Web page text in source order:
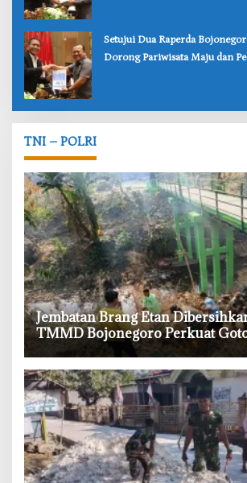
‎Setujui Dua Raperda
Dorong Pariwisata Maju dan
TNI – POLRI
‎Jembatan Brang Etan
TMMD Bojonegoro Perkuat
Warga